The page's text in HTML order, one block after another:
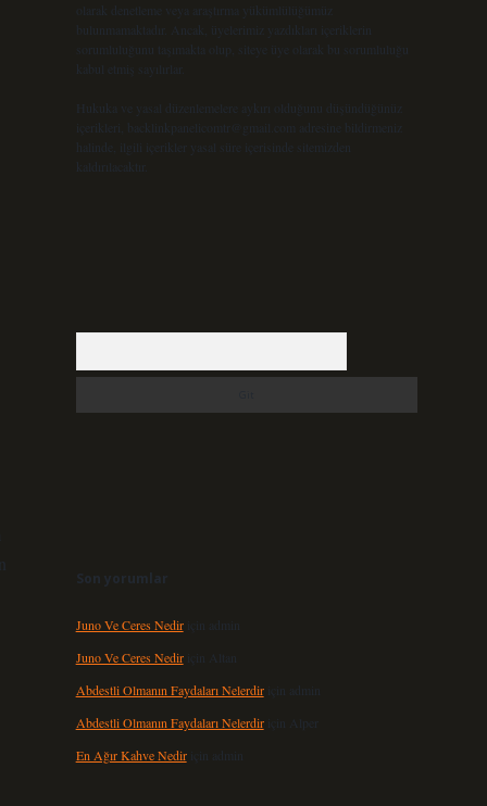
olarak denetleme veya araştırma yükümlülüğümüz
bulunmamaktadır. Ancak, üyelerimiz yazdıkları içeriklerin
sorumluluğunu taşımakta olup, siteye üye olarak bu sorumluluğu
kabul etmiş sayılırlar.
Hukuka ve yasal düzenlemelere aykırı olduğunu düşündüğünüz
içerikleri,
backlinkpanelicomtr@gmail.com
adresine bildirmeniz
halinde, ilgili içerikler yasal süre içerisinde sitemizden
kaldırılacaktır.
Son yorumlar
Juno Ve Ceres Nediriçin
admin
Juno Ve Ceres Nediriçin Altan
Abdestli Olmanın Faydaları Nelerdiriçin
admin
Abdestli Olmanın Faydaları Nelerdiriçin Alper
En Ağır Kahve Nediriçin admin